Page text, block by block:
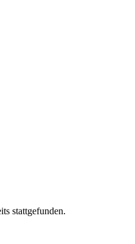
stattgefunden.